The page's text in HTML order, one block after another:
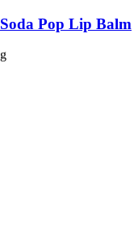
Pop Lip Balm